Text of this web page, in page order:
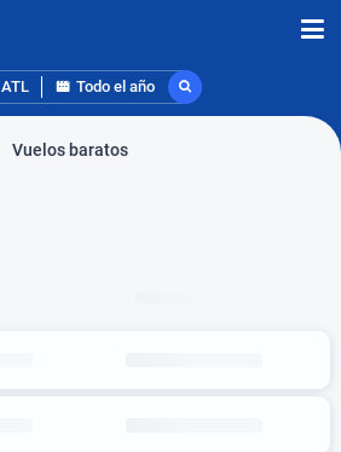
ATL Todo el año
Vuelos baratos